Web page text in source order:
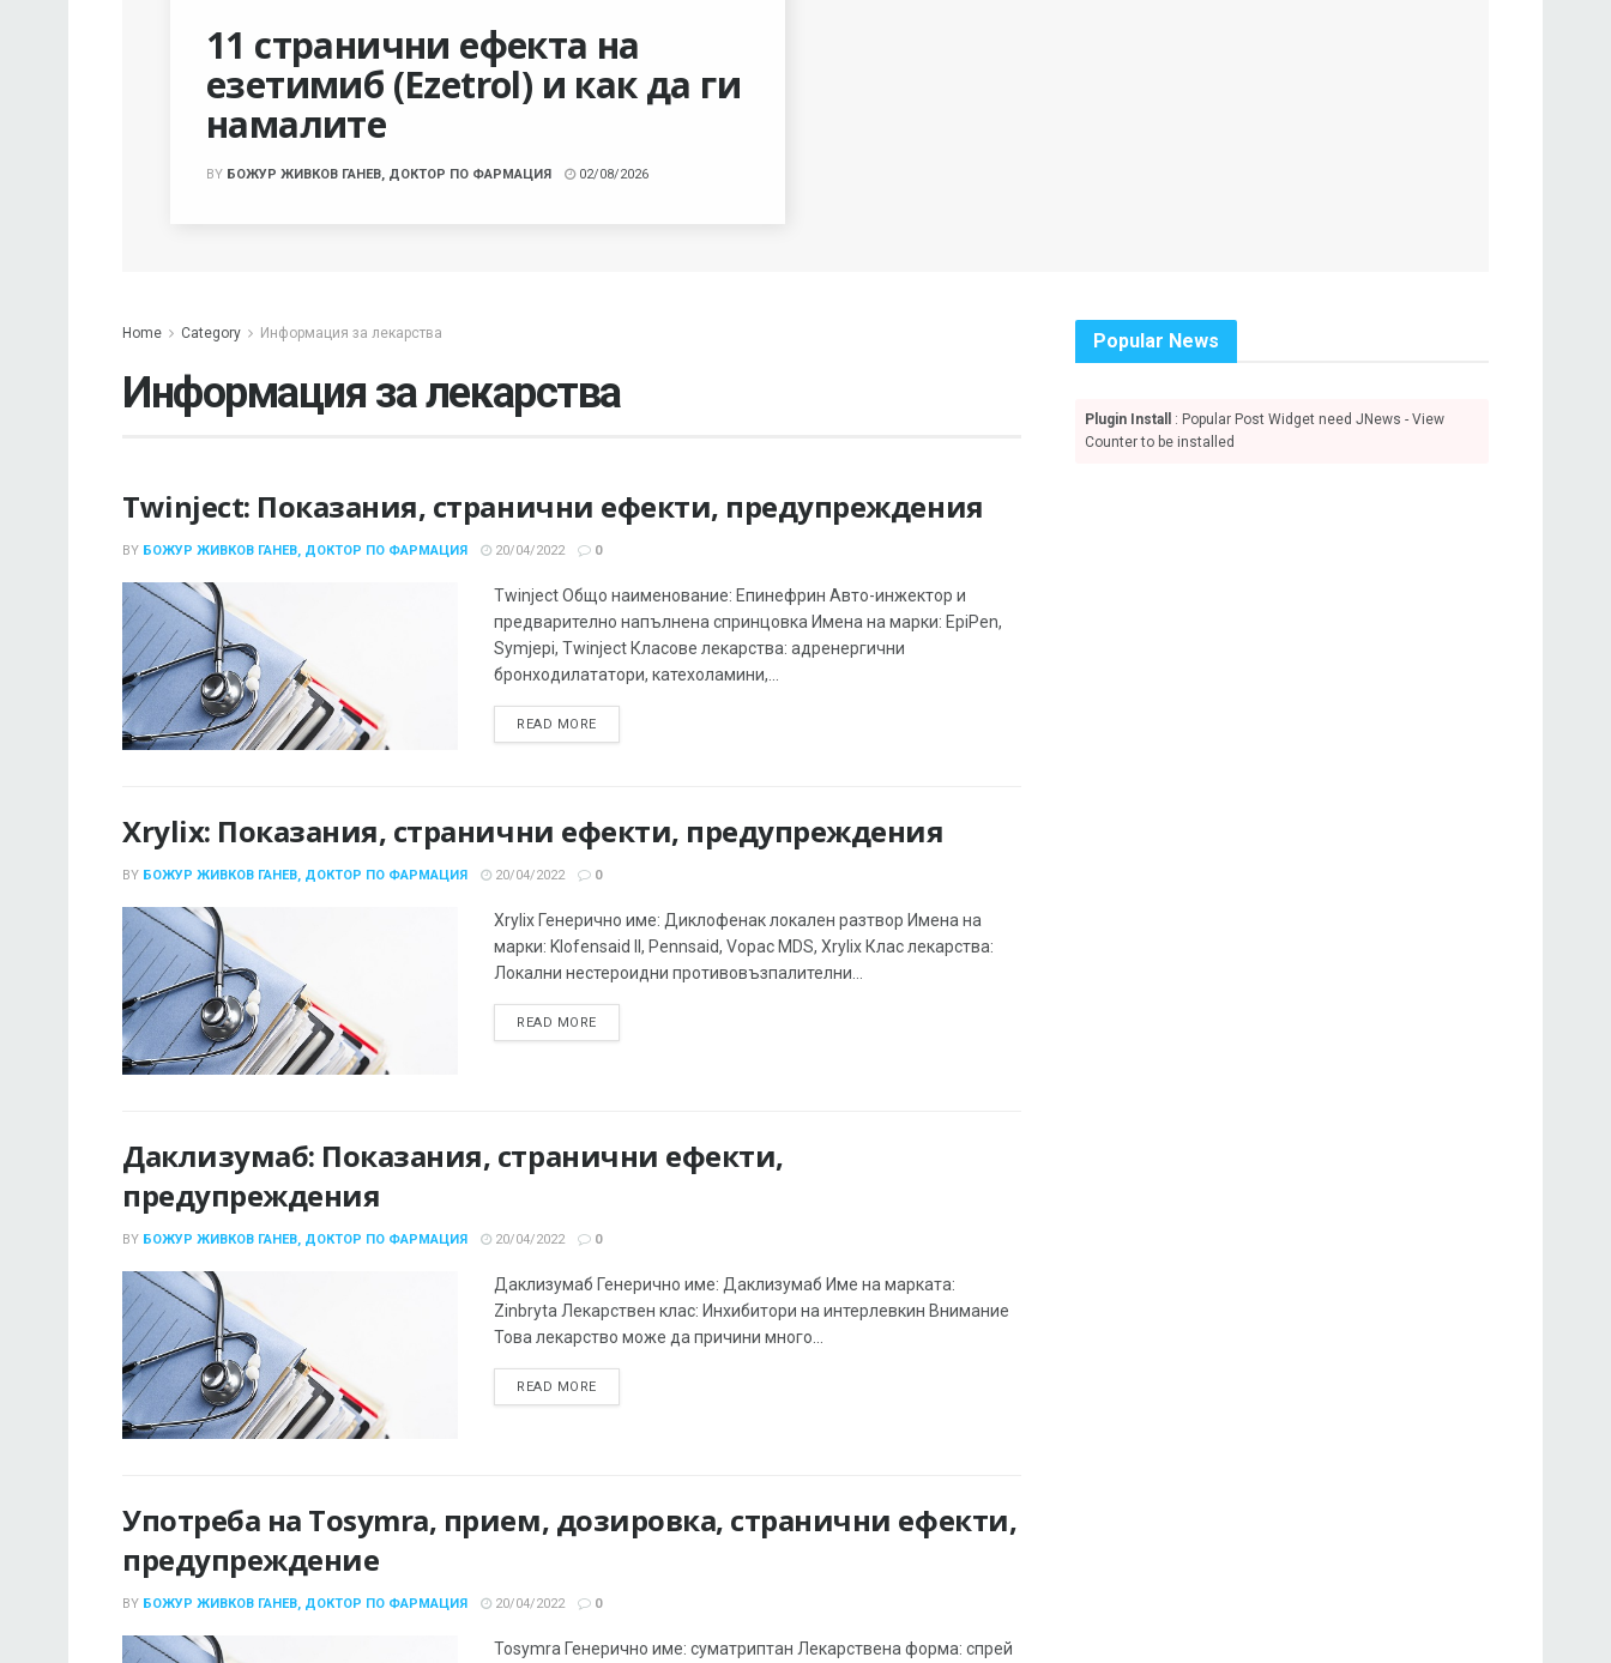
11 странични ефекта на
езетимиб (Ezetrol) и как да ги
намалите
BY БОЖУР ЖИВКОВ ГАНЕВ, ДОКТОР ПО ФАРМАЦИЯ 02/08/2026
Home Category Информация за лекарства
Информация за лекарства
Twinject: Показания, странични ефекти, предупреждения
BY БОЖУР ЖИВКОВ ГАНЕВ, ДОКТОР ПО ФАРМАЦИЯ 20/04/2022 0
Twinject Общо наименование: Епинефрин Авто-инжектор и
предварително напълнена спринцовка Имена на марки: EpiPen,
Symjepi, Twinject Класове лекарства: адренергични
бронходилататори, катехоламини,...
READ MORE
Xrylix: Показания, странични ефекти, предупреждения
BY БОЖУР ЖИВКОВ ГАНЕВ, ДОКТОР ПО ФАРМАЦИЯ 20/04/2022 0
Xrylix Генерично име: Диклофенак локален разтвор Имена на
марки: Klofensaid II, Pennsaid, Vopac MDS, Xrylix Клас лекарства:
Локални нестероидни противовъзпалителни...
READ MORE
Даклизумаб: Показания, странични ефекти,
предупреждения
BY БОЖУР ЖИВКОВ ГАНЕВ, ДОКТОР ПО ФАРМАЦИЯ 20/04/2022 0
Даклизумаб Генерично име: Даклизумаб Име на марката:
Zinbryta Лекарствен клас: Инхибитори на интерлевкин Внимание
Това лекарство може да причини много...
READ MORE
Употреба на Tosymra, прием, дозировка, странични ефекти,
предупреждение
BY БОЖУР ЖИВКОВ ГАНЕВ, ДОКТОР ПО ФАРМАЦИЯ 20/04/2022 0
Tosymra Генерично име: суматриптан Лекарствена форма: спрей
Popular News
Plugin Install
: Popular Post Widget need JNews - View
Counter to be installed